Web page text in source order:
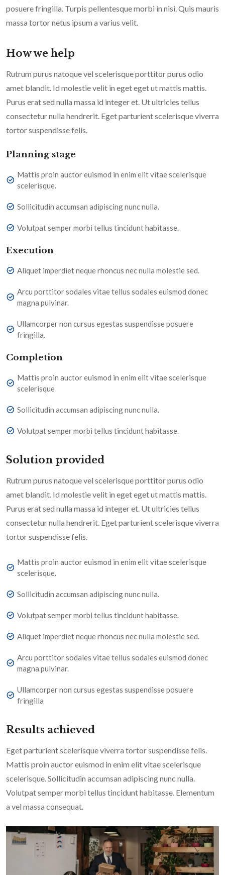
posuere fringilla. Turpis pellentesque morbi in nisi. Quis mauris
massa tortor netus ipsum a varius velit.
How we help
Rutrum purus natoque vel scelerisque porttitor purus odio
amet blandit. Id molestie velit in eget eget ut mattis mattis.
Purus erat sed nulla massa id integer et. Ut ultricies tellus
consectetur nulla hendrerit. Eget parturient scelerisque viverra
tortor suspendisse felis.
Planning stage
Mattis proin auctor euismod in enim elit vitae scelerisque
scelerisque.
Sollicitudin accumsan adipiscing nunc nulla.
Volutpat semper morbi tellus tincidunt habitasse.
Execution
Aliquet imperdiet neque rhoncus nec nulla molestie sed.
Arcu porttitor sodales vitae tellus sodales euismod donec
magna pulvinar.
Ullamcorper non cursus egestas suspendisse posuere
fringilla.
Completion
Mattis proin auctor euismod in enim elit vitae scelerisque
scelerisque
Sollicitudin accumsan adipiscing nunc nulla.
Volutpat semper morbi tellus tincidunt habitasse.
Solution provided
Rutrum purus natoque vel scelerisque porttitor purus odio
amet blandit. Id molestie velit in eget eget ut mattis mattis.
Purus erat sed nulla massa id integer et. Ut ultricies tellus
consectetur nulla hendrerit. Eget parturient scelerisque viverra
tortor suspendisse felis.
Mattis proin auctor euismod in enim elit vitae scelerisque
scelerisque.
Sollicitudin accumsan adipiscing nunc nulla.
Volutpat semper morbi tellus tincidunt habitasse.
Aliquet imperdiet neque rhoncus nec nulla molestie sed.
Arcu porttitor sodales vitae tellus sodales euismod donec
magna pulvinar.
Ullamcorper non cursus egestas suspendisse posuere
fringilla
Results achieved
Eget parturient scelerisque viverra tortor suspendisse felis.
Mattis proin auctor euismod in enim elit vitae scelerisque
scelerisque. Sollicitudin accumsan adipiscing nunc nulla.
Volutpat semper morbi tellus tincidunt habitasse. Elementum
a vel massa consequat.